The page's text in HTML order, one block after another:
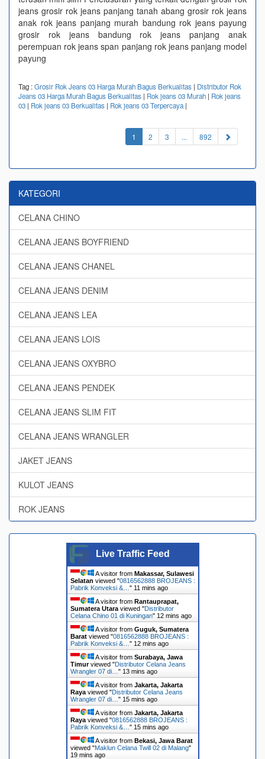
jeans grosir rok jeans panjang tanah abang grosir rok jeans
anak rok jeans panjang murah bandung rok jeans payung
grosir rok jeans bandung rok jeans panjang anak
perempuan rok jeans span panjang rok jeans panjang model
payung
Tag :Grosir Rok Jeans 03 Harga Murah Bagus Berkualitas | Distributor Rok
Jeans 03 Harga Murah Bagus Berkualitas | Rok jeans 03 Murah | Rok jeans
03 | Rok jeans 03 Berkualitas | Rok jeans 03 Terpercaya |
1 (current)
2 3 ... 892
KATEGORI
CELANA CHINO
CELANA JEANS BOYFRIEND
CELANA JEANS CHANEL
CELANA JEANS DENIM
CELANA JEANS LEA
CELANA JEANS LOIS
CELANA JEANS OXYBRO
CELANA JEANS PENDEK
CELANA JEANS SLIM FIT
CELANA JEANS WRANGLER
JAKET JEANS
KULOT JEANS
ROK JEANS
Live Traffic Feed
A visitor from Makassar, Sulawesi
Selatan viewed "0816562888 BROJEANS :
Pabrik Konveksi &… " 11 mins ago
A visitor from Rantauprapat,
Sumatera Utaraviewed "Distributor
Celana Chino 01 di Kuningan" 12 mins ago
A visitor from Guguk, Sumatera
Baratviewed "0816562888 BROJEANS :
Pabrik Konveksi &… " 12 mins ago
A visitor from Surabaya, Jawa
Timurviewed "Distributor Celana Jeans
Wrangler 07 di… " 13 mins ago
A visitor from Jakarta, Jakarta
Rayaviewed "Distributor Celana Jeans
Wrangler 07 di… " 15 mins ago
A visitor from Jakarta, Jakarta
Rayaviewed "0816562888 BROJEANS :
Pabrik Konveksi &… " 15 mins ago
A visitor from Bekasi, Jawa Barat
viewed "Maklun Celana Twill 02 di Malang"
19 mins ago